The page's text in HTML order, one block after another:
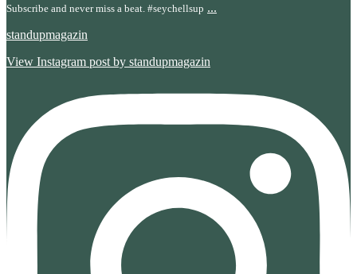
Subscribe and never miss a beat. #seychellsup ...
standupmagazin
View Instagram post by standupmagazin